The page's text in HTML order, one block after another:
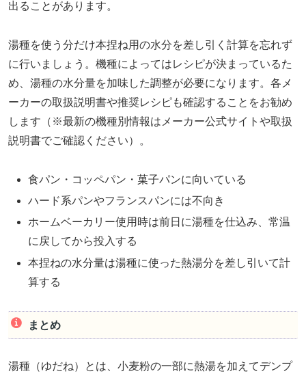
出ることがあります。
湯種を使う分だけ本捏ね用の水分を差し引く計算を忘れず
に行いましょう。機種によってはレシピが決まっているた
め、湯種の水分量を加味した調整が必要になります。各メ
ーカーの取扱説明書や推奨レシピも確認することをお勧め
します（※最新の機種別情報はメーカー公式サイトや取扱
説明書でご確認ください）。
食パン・コッペパン・菓子パンに向いている
ハード系パンやフランスパンには不向き
ホームベーカリー使用時は前日に湯種を仕込み、常温
に戻してから投入する
本捏ねの水分量は湯種に使った熱湯分を差し引いて計
算する
まとめ
湯種（ゆだね）とは、小麦粉の一部に熱湯を加えてデンプ